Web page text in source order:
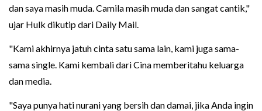
dan saya masih muda. Camila masih muda dan sangat cantik,"
ujar Hulk dikutip dari Daily Mail.
"Kami akhirnya jatuh cinta satu sama lain, kami juga sama-
sama single. Kami kembali dari Cina memberitahu keluarga
dan media.
"Saya punya hati nurani yang bersih dan damai, jika Anda ingin